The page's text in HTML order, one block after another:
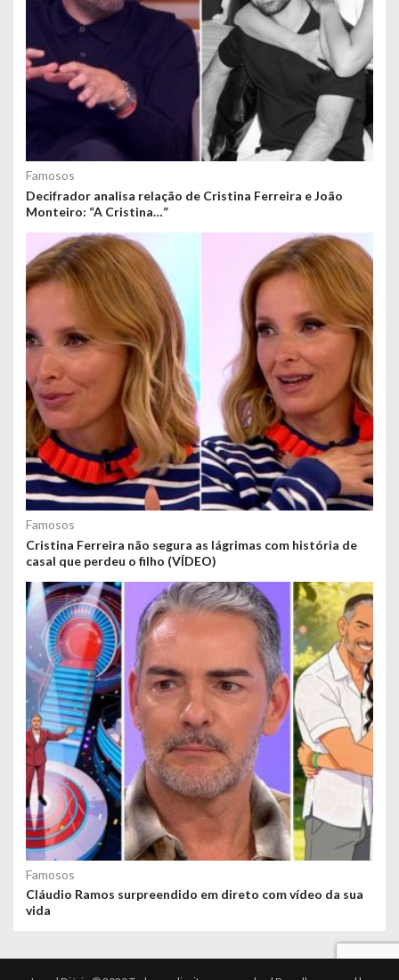
Famosos
Decifrador analisa relação de Cristina Ferreira e João
Monteiro: “A Cristina…”
Famosos
Cristina Ferreira não segura as lágrimas com história de
casal que perdeu o filho (VÍDEO)
Famosos
Cláudio Ramos surpreendido em direto com vídeo da sua
vida